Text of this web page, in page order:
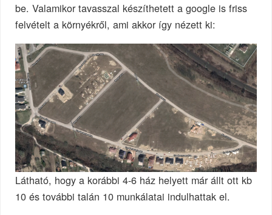
be. Valamikor tavasszal készíthetett a google is friss
felvételt a környékről, ami akkor így nézett ki:
Látható, hogy a korábbi 4-6 ház helyett már állt ott kb
10 és további talán 10 munkálatai indulhattak el.